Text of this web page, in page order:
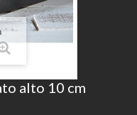
alto 10 cm